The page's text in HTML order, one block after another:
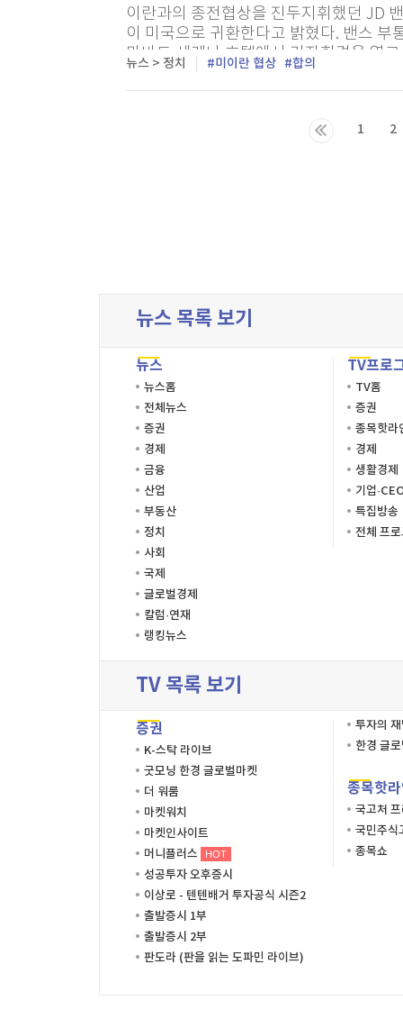
이란과의 종전협상을 진두지휘했던 JD
이 미국으로 귀환한다고 밝혔다. 밴스
마바드 세레나 호텔에서 기자회견을 열
미국의 '레드라인'을 매우 명확하게 전달
뉴스 > 정치 미이란 협상 합의
1 2
뉴스 목록 보기
뉴스
뉴스홈
전체뉴스
증권
경제
금융
산업
부동산
정치
사회
국제
글로벌경제
칼럼·연재
랭킹뉴스
TV프로
TV홈
증권
종목핫라
경제
생활경제
기업
특집방송
전체 프
TV 목록 보기
증권
K-스탁 라이브
굿모닝 한경 글로벌마켓
더 워룸
마켓워치
마켓인사이트
머니플러스
HOT
성공투자 오후증시
이상로 - 텐텐배거 투자공식 시즌2
출발증시 1부
출발증시 2부
판도라 (판을 읽는 도파민 라이브)
투자의
한경 글
종목핫
국고처
국민주식
종목쇼